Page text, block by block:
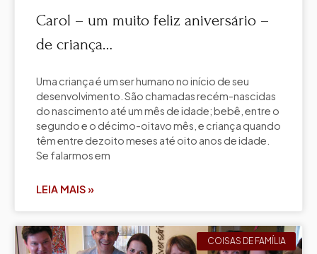
Carol – um muito feliz aniversário –
de criança…
Uma criança é um ser humano no início de seu
desenvolvimento. São chamadas recém-nascidas
do nascimento até um mês de idade; bebê, entre o
segundo e o décimo-oitavo mês, e criança quando
têm entre dezoito meses até oito anos de idade.
Se falarmos em
LEIA MAIS »
COISAS DE FAMÍLIA